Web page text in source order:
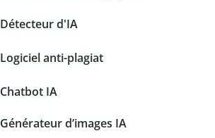
Détecteur d'IA
Logiciel anti-plagiat
Chatbot IA
Générateur d’images IA